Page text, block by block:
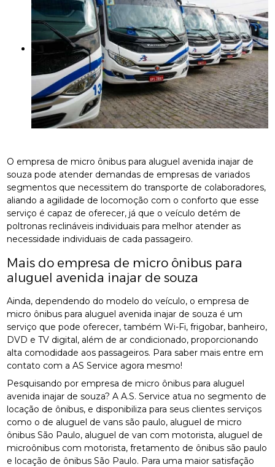
O empresa de micro ônibus para aluguel avenida inajar de
souza pode atender demandas de empresas de variados
segmentos que necessitem do transporte de colaboradores,
aliando a agilidade de locomoção com o conforto que esse
serviço é capaz de oferecer, já que o veículo detém de
poltronas reclináveis individuais para melhor atender as
necessidade individuais de cada passageiro.
Mais do empresa de micro ônibus para
aluguel avenida inajar de souza
Ainda, dependendo do modelo do veículo, o empresa de
micro ônibus para aluguel avenida inajar de souza é um
serviço que pode oferecer, também Wi-Fi, frigobar, banheiro,
DVD e TV digital, além de ar condicionado, proporcionando
alta comodidade aos passageiros. Para saber mais entre em
contato com a AS Service agora mesmo!
Pesquisando por empresa de micro ônibus para aluguel
avenida inajar de souza? A A.S. Service atua no segmento de
locação de ônibus, e disponibiliza para seus clientes serviços
como o de aluguel de vans são paulo, aluguel de micro
ônibus São Paulo, aluguel de van com motorista, aluguel de
microônibus com motorista, fretamento de ônibus são paulo
e locação de ônibus São Paulo. Para uma maior satisfação